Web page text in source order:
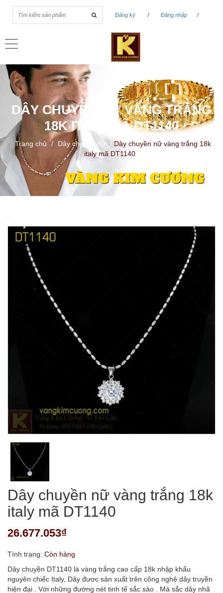
Đăng ký / Đăng nhập /
Toggle
DÂY CHUYỀN NỮ VÀNG TRẮNG
18K ITALY MÃ DT1140
Trang chủ / Dây chuyền nữ / Dây chuyền nữ vàng trắng 18k
italy mã DT1140
Dây chuyền nữ vàng trắng 18k
italy mã DT1140
26.677.053₫
Tình trạng: Còn hàng
Dây chuyền DT1140 là vàng trắng cao cấp 18k nhập khẩu
nguyên chiếc Italy, Dây được sản xuất trên công nghệ dây truyền
hiện đại . Với những đường nét tinh tế sắc sảo . Mà sắc dây nhã